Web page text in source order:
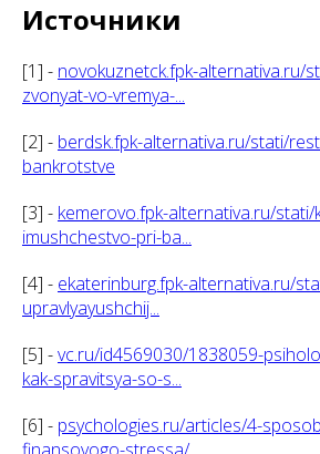
Источники
[1] - novokuznetck.fpk-alternativa.ru/
zvonyat-vo-vremya-...
[2] - berdsk.fpk-alternativa.ru/stati/
bankrotstve
[3] - kemerovo.fpk-alternativa.ru/
imushchestvo-pri-ba...
[4] - ekaterinburg.fpk-alternativa.ru/
upravlyayushchij...
[5] -vc.ru/id4569030/1838059-
kak-spravitsya-so-s...
[6] - psychologies.ru/articles/4-